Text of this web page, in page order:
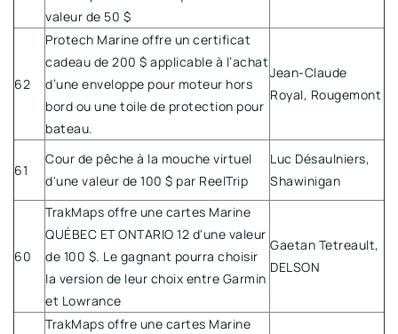
valeur de 50 $
62
Protech Marine offre un certificat
cadeau de 200 $ applicable à l’achat
d’une enveloppe pour moteur hors
bord ou une toile de protection pour
bateau.
Jean-Claude
Royal, Rougemont
61
Cour de pêche à la mouche virtuel
d'une valeur de 100 $ par ReelTrip
Luc Désaulniers,
Shawinigan
60
TrakMaps offre une cartes Marine
QUÉBEC ET ONTARIO 12 d'une valeur
de 100 $. Le gagnant pourra choisir
la version de leur choix entre Garmin
et Lowrance
Gaetan Tetreault,
DELSON
TrakMaps offre une cartes Marine